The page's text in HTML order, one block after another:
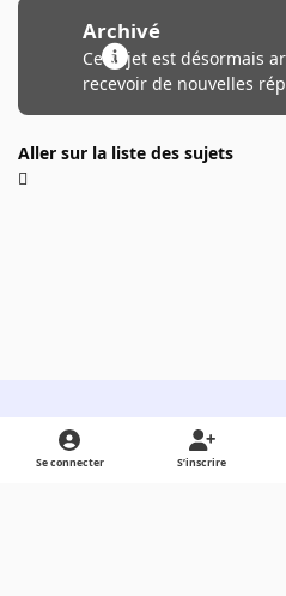
Archivé
Ce sujet est désormais
recevoir de nouvelles
Aller sur la liste des sujets
Light ModeDark ModeSystem Preference
Se connecter S’inscrire